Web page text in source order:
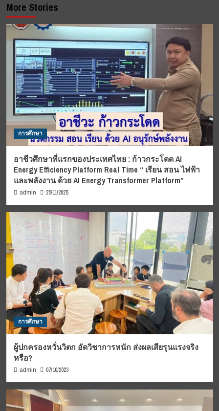
More Stories
การศึกษา
อาชีวศึกษาที่แรกของประเทศไทย : ก้าวกระโดด AI
Energy Efficiency Platform Real Time “ เรียน สอน ไฟฟ้า
และพลังงาน ด้วย AI Energy Transformer Platform”
admin 25/11/2025
การศึกษา
ผู้ปกครองหวั่นวิตก อัดวิชาการหนัก ส่งผลเสียรุนแรงจริง
หรือ?
admin 07/10/2023